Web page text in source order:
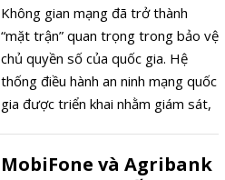
phủ tiếp tục ban hành các khung
pháp lý đầy đủ hơn.
Không gian mạng đã trở thành
“mặt trận” quan trọng trong bảo vệ
chủ quyền số của quốc gia. Hệ
thống điều hành an ninh mạng quốc
gia được triển khai nhằm giám sát,
nhân dịp Quốc khánh 2/9/2025 tại
MobiFone và Agribank